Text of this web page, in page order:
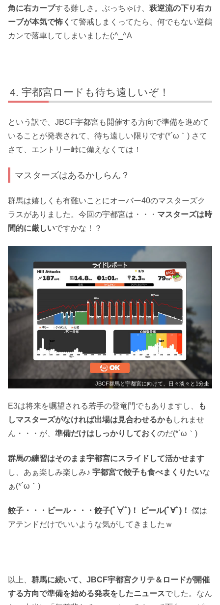
角に右カーブする難しさ。ぶっちゃけ、 萩逆流の下り右カ
ーブが本気で怖く て警戒しまくってたら、何でもない逆鶴
カンで落車してしまいました(;^_^A
宇都宮ロードも待ち遠しいぞ！
という訳で、JBCF宇都宮も開催する方向で準備を進めて
いることが発表されて、待ち遠しい限りです(*´ω｀) さて
さて、エントリー峠に備えなくては！
マスターズはあるかしらん？
群馬は嬉しくも有難いことにオーバー40のマスターズク
ラスがありました。今回の宇都宮は・・・ マスターズは時
間的に厳しいですかな！？
JBCF群馬と宇都宮に向けて、日々淡々と1分走
E3は将来を嘱望される若手の登竜門でもありますし、
も
しマスターズがなければ出場は見合わせるかも しれませ
ん・・・が、 準備だけはしっかりしておく のだ(*´ω｀)
群馬の練習はそのまま宇都宮にスライドして活かせます
し、あぁ楽しみ楽しみ♪ 宇都宮で餃子も食べまくりたいな
ぁ(*´ω｀)
餃子・・・ビール・・・餃子(ﾟ∀ﾟ)！ ビール(ﾟ∀ﾟ)！ 僕は
アテンドだけでいいような気がしてきましたｗ
以上、 群馬に続いて、JBCF宇都宮クリテ＆ロードが開催
する方向で準備を始める発表をしたニュースでした。なん